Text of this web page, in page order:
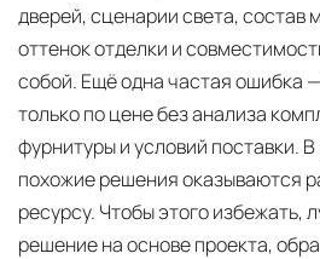
дверей, сценарии света, состав
оттенок отделки и
собой. Ещё одна частая ошибка
только по цене без анализа
фурнитуры и условий поставки.
похожие решения оказываются
ресурсу. Чтобы этого избежать,
решение на основе проекта,